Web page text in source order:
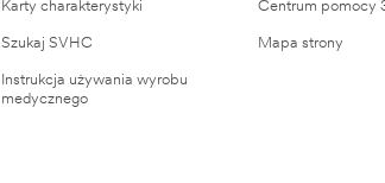
Karty charakterystyki
Szukaj SVHC
Instrukcja używania wyrobu
medycznego
Centrum pomocy
Mapa strony